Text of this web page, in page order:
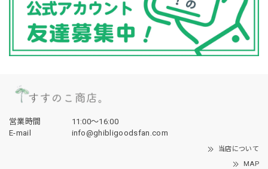
営業時間
11:00〜16:00
E-mail
info@ghibligoodsfan.com
当店について
MAP